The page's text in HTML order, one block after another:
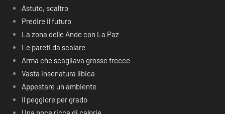
Astuto, scaltro
Predire il futuro
La zona delle Ande con La Paz
Le pareti da scalare
Arma che scagliava grosse frecce
Vasta insenatura libica
Appestare un ambiente
Il peggiore per grado